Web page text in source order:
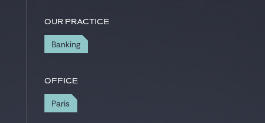
Our practice
Banking
Office
Paris